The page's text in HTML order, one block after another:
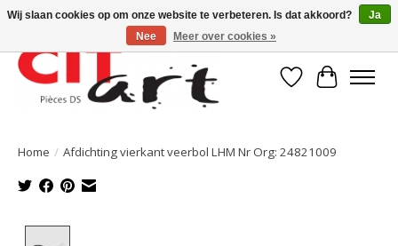
Verlanglijst
Home / Afdichting vierkant veerbol LHM Nr Org: 24821009
Wij slaan cookies op om onze website te verbeteren. Is dat akkoord?
Ja
Nee
Meer over cookies »